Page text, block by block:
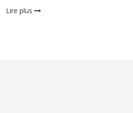
Lire plus